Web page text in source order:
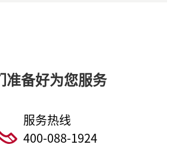
准备好为您服务
服务热线
400-088-1924